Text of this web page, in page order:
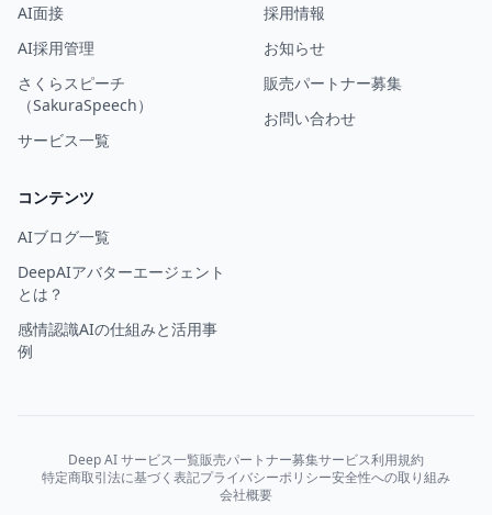
AI面接
AI採用管理
さくらスピーチ
（SakuraSpeech）
サービス一覧
採用情報
お知らせ
販売パートナー募集
お問い合わせ
コンテンツ
AIブログ一覧
DeepAIアバターエージェント
とは？
感情認識AIの仕組みと活用事
例
Deep AI サービス一覧販売パートナー募集サービス利用規約
特定商取引法に基づく表記プライバシーポリシー安全性への取り組み
会社概要